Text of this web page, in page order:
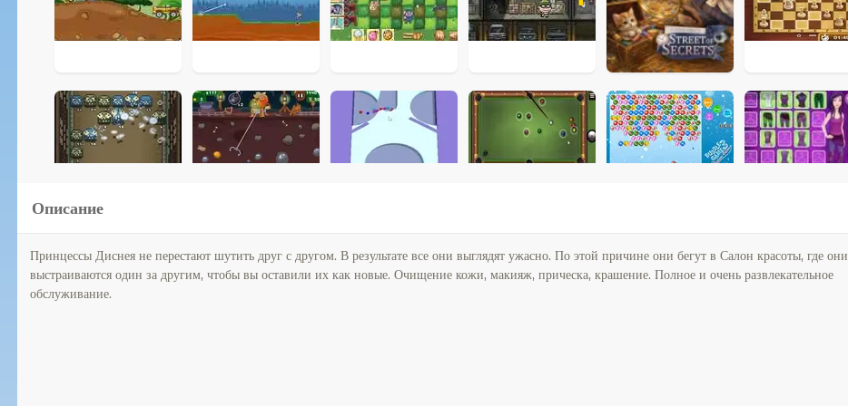
Описание
Принцессы Диснея не перестают шутить друг с другом. В результате все они выглядят ужасно. По этой причине они бегут в Салон красоты, где они
выстраиваются один за другим, чтобы вы оставили их как новые. Очищение кожи, макияж, прическа, крашение. Полное и очень развлекательное
обслуживание.